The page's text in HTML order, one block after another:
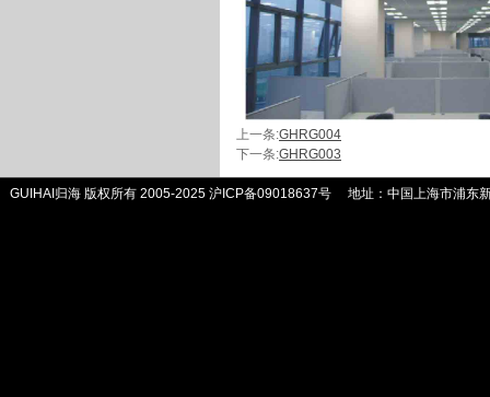
上一条:GHRG004
下一条:GHRG003
GUIHAI归海 版权所有 2005-2025 沪ICP备09018637号 地址：中国上海市浦东